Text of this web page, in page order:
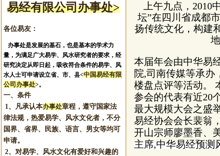
易经有限公司办事处>
各位易友：
办事处是发展的基石，也是基本的学术力
量，为满足广大易学、风水研究者的要求，经
研究决定从即日起，吸收符合条件的易学、风
水人士可申请设立省、市、县<中国易经有限
公司办事处>。
一、条件
1、凡承认本办事处章程，遵守国家法
律法规，热爱易学、风水文化者，不分
国界、省界、民族、语言、男女等均可
申请。
2、对易学、风水文化有爱好和兴趣的
上午九点， 2010
坛”在四川省成都
扬传统文化，构建
本届年会由中华易
院,司南传媒等承办
楼盘点评等活动。
参会的代表有近20
最大规模大会之盛
易经协会会长裴翁
开山宗师廖墨香、
主席,中华易经预测